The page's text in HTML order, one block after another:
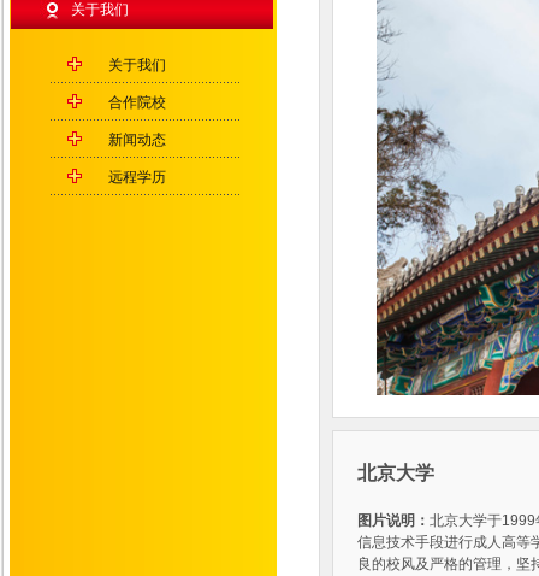
北京大学
图片说明： 北京大学于1999
信息技术手段进行成人高等
良的校风及严格的管理，坚
关于我们
关于我们
合作院校
新闻动态
远程学历